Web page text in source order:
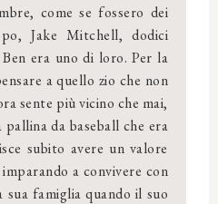
come se fossero dei
Jake Mitchell, dodici
era uno di loro. Per la
a quello zio che non
sente più vicino che mai,
da baseball che era
subito avere un valore
a convivere con
famiglia quando il suo